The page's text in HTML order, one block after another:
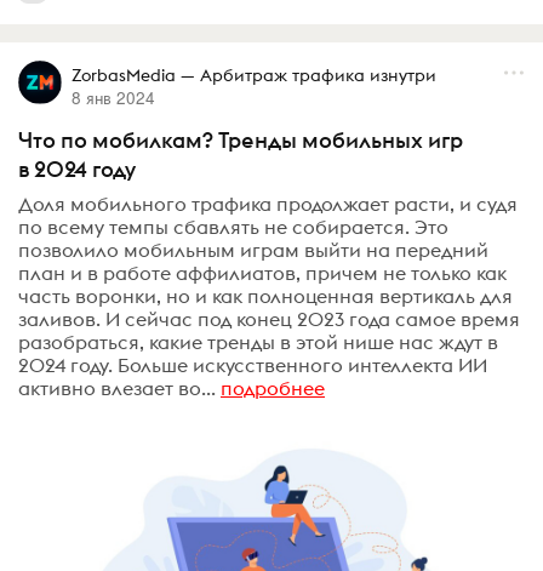
ZorbasMedia — Арбитраж трафика изнутри
8 янв 2024
Что по мобилкам? Тренды мобильных игр
в 2024 году
Доля мобильного трафика продолжает расти, и судя
по всему темпы сбавлять не собирается. Это
позволило мобильным играм выйти на передний
план и в работе аффилиатов, причем не только как
часть воронки, но и как полноценная вертикаль для
заливов. И сейчас под конец 2023 года самое время
разобраться, какие тренды в этой нише нас ждут в
2024 году. Больше искусственного интеллекта ИИ
активно влезает во... подробнее